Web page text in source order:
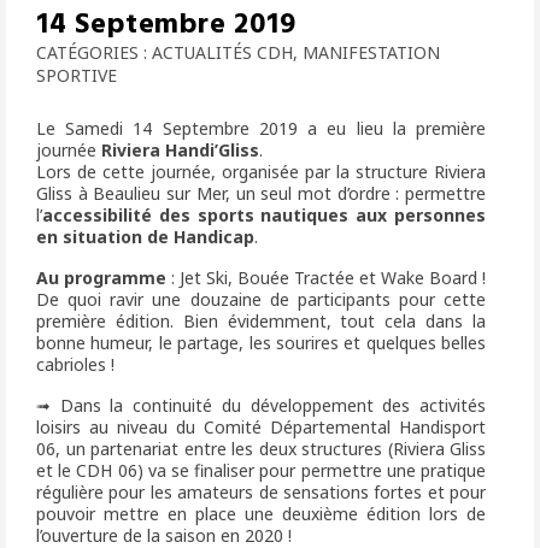
NOUS SOUTENIR
CONTACT
14 Septembre 2019
CATÉGORIES : ACTUALITÉS CDH, MANIFESTATION
SPORTIVE
Le Samedi 14 Septembre 2019 a eu lieu la première
journée Riviera Handi’Gliss.
Lors de cette journée, organisée par la structure Riviera
Gliss à Beaulieu sur Mer, un seul mot d’ordre : permettre
l’accessibilité des sports nautiques aux personnes
en situation de Handicap.
Au programme : Jet Ski, Bouée Tractée et Wake Board !
De quoi ravir une douzaine de participants pour cette
première édition. Bien évidemment, tout cela dans la
bonne humeur, le partage, les sourires et quelques belles
cabrioles !
➟ Dans la continuité du développement des activités
loisirs au niveau du Comité Départemental Handisport
06, un partenariat entre les deux structures (Riviera Gliss
et le CDH 06) va se finaliser pour permettre une pratique
régulière pour les amateurs de sensations fortes et pour
pouvoir mettre en place une deuxième édition lors de
l’ouverture de la saison en 2020 !